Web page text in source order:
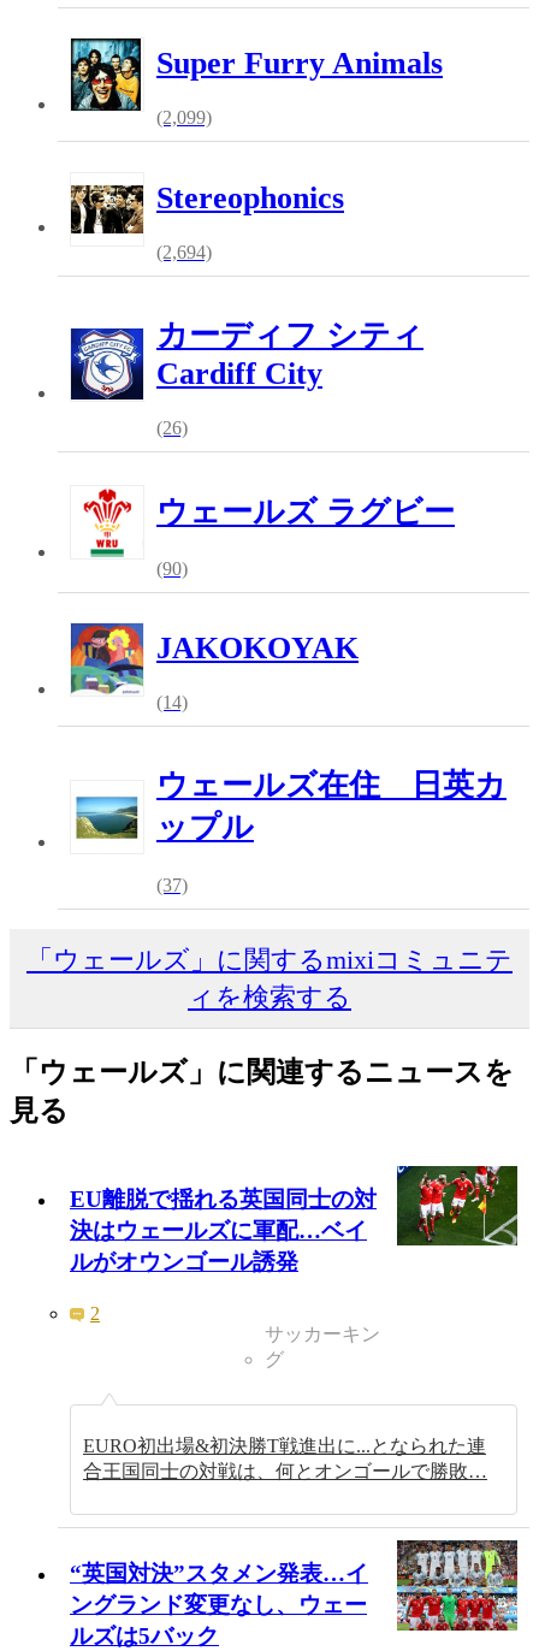
Super Furry Animals
(2,099)
Stereophonics
(2,694)
カーディフ シティ
Cardiff City
(26)
ウェールズ ラグビー
(90)
JAKOKOYAK
(14)
ウェールズ在住 日英カ
ップル
(37)
「ウェールズ」に関するmixiコミュニテ
ィを検索する
「ウェールズ」に関連するニュースを
見る
EU離脱で揺れる英国同士の対
決はウェールズに軍配…ベイ
ルがオウンゴール誘発
2
サッカーキン
グ
EURO初出場&初決勝T戦進出に...となられた連
合王国同士の対戦は、何とオンゴールで勝敗…
“英国対決”スタメン発表…イ
ングランド変更なし、ウェー
ルズは5バック